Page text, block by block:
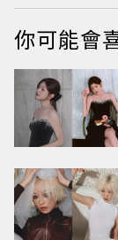
你可能會